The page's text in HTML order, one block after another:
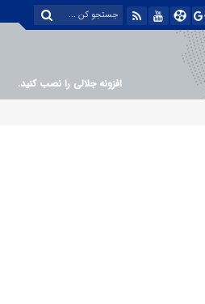
افزونه جلالی را نصب کنید.